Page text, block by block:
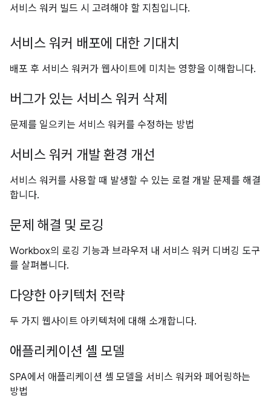
서비스 워커 빌드 시 고려해야 할 지침입니다.
서비스 워커 배포에 대한 기대치
배포 후 서비스 워커가 웹사이트에 미치는 영향을 이해합니다.
버그가 있는 서비스 워커 삭제
문제를 일으키는 서비스 워커를 수정하는 방법
서비스 워커 개발 환경 개선
서비스 워커를 사용할 때 발생할 수 있는 로컬 개발 문제를 해결
합니다.
문제 해결 및 로깅
Workbox의 로깅 기능과 브라우저 내 서비스 워커 디버깅 도구
를 살펴봅니다.
다양한 아키텍처 전략
두 가지 웹사이트 아키텍처에 대해 소개합니다.
애플리케이션 셸 모델
SPA에서 애플리케이션 셸 모델을 서비스 워커와 페어링하는
방법